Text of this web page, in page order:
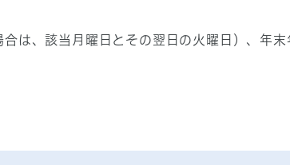
は、該当月曜日とその翌日の火曜日）、年